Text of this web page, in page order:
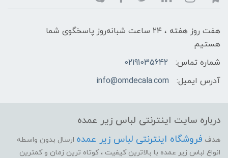
هفت روز هفته ، ۲۴ ساعت شبانه‌روز پاسخگوی شما
هستیم
شماره تماس:
02191035642
آدرس ایمیل:
info@omdecala.com
درباره سایت اینترنتی لباس زیر عمده
هدف فروشگاه اینترنتی لباس زیر عمده ارسال بدون واسطه
انواع لباس زیر عمده با بالاترین کیفیت ، کوتاه ترین زمان و کمترین